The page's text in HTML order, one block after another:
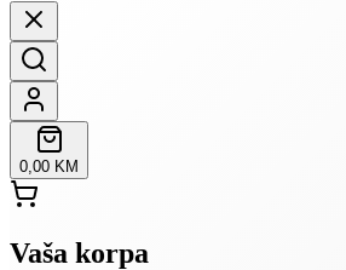
0,00 KM
Vaša korpa